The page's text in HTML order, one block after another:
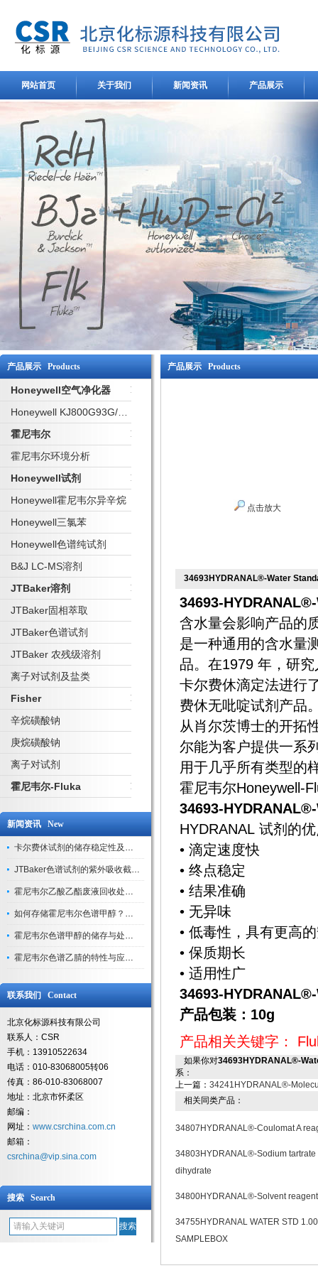
网站首页 关于我们 新闻资讯 产品展示
产品展示 Products
Honeywell空气净化器
霍尼韦尔
霍尼韦尔环境分析
Honeywell试剂
Honeywell霍尼韦尔异辛烷
Honeywell三氯苯
Honeywell色谱纯试剂
B&J LC-MS溶剂
JTBaker溶剂
JTBaker固相萃取
JTBaker色谱试剂
JTBaker 农残级溶剂
离子对试剂及盐类
Fisher
辛烷磺酸钠
庚烷磺酸钠
离子对试剂
霍尼韦尔-Fluka
新闻资讯 New
卡尔费休试剂的储存稳定性及开封后有效期验证
JTBaker色谱试剂的紫外吸收截止波长与背景干扰
霍尼韦尔乙酸乙酯废液回收处理方法与环保处置建议
如何存储霍尼韦尔色谱甲醇？避光、密封、远离火源
霍尼韦尔色谱甲醇的储存与处理注意事项
霍尼韦尔色谱乙腈的特性与应用领域解析
联系我们 Contact
北京化标源科技有限公司
联系人：CSR
手机：13910522634
电话：010-83068005转06
传真：86-010-83068007
地址：北京市怀柔区
邮编：
网址： www.csrchina.com.cn
邮箱：
csrchina@vip.sina.com
搜索 Search
产品展示 Products
点击放大
34693HYDRANAL®-Water
34693-
含水量会影响产品的
是一种通用的含水量
品。在1979 年，研
卡尔费休滴定法进行
费休无吡啶试剂产品
从肖尔茨博士的开拓
尔能为客户提供一系
用于几乎所有类型的
霍尼韦尔Honeywell-
34693-
HYDRANAL 试剂的
• 滴定速度快
• 终点稳定
• 结果准确
• 无异味
• 低毒性，具有更高
• 保质期长
• 适用性广
34693-
产品包装：10g
产品相关关键字：
如果你对34693HYDRANAL®-
系：
上一篇： 34241HYDRANAL®-
相关同类产品：
34807HYDRANAL®-Coulomat A
34803HYDRANAL®-Sodium tartrate
dihydrate
34800HYDRANAL®-Solvent reagent
34755HYDRANAL WATER STD 1.00
SAMPLEBOX